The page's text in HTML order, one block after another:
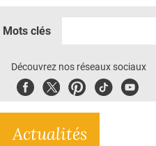
E-REVUE SAD
THÉMA
Mots clés
Découvrez nos réseaux sociaux
FacebookTwitterPinterest
TiktokYoubute
Actualités